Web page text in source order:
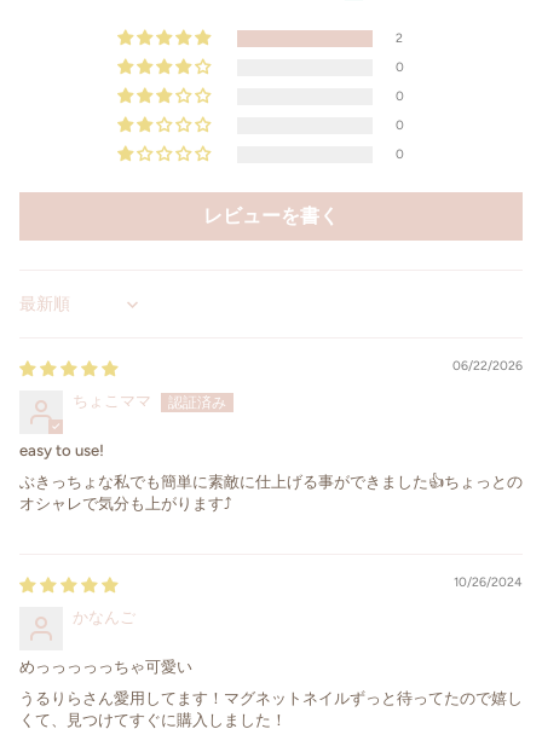
2
0
0
0
0
レビューを書く
Sort by
06/22/2026
ちょこママ
easy to use!
ぶきっちょな私でも簡単に素敵に仕上げる事ができました👍ちょっとの
オシャレで気分も上がります⤴️
10/26/2024
かなんご
めっっっっっちゃ可愛い
うるりらさん愛用してます！マグネットネイルずっと待ってたので嬉し
くて、見つけてすぐに購入しました！